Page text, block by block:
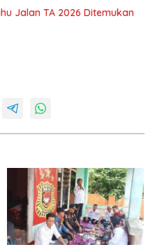
Jalan TA 2026 Ditemukan